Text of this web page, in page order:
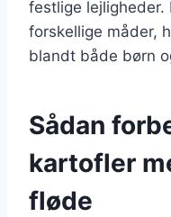
festlige lejligheder.
forskellige måder,
blandt både børn
Sådan
kartofler
fløde